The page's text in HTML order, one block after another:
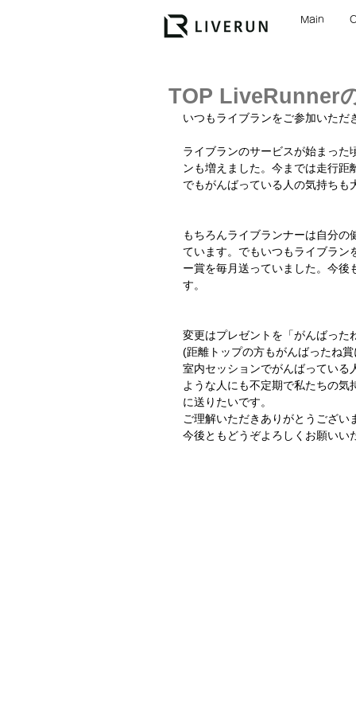
Main
TOP LiveRunner
いつもライブランをご参加いただ
ライブランのサービスが始まっ
ンも増えました。今までは走行
でもがんばっている人の気持ち
もちろんライブランナーは自分
ています。でもいつもライブラン
ー賞を毎月送っていました。今
す。
変更はプレゼントを「がんばった
(距離トップの方もがんばったね
室内セッションでがんばっている
ような人にも不定期で私たちの
に送りたいです。
ご理解いただきありがとうござい
今後ともどうぞよろしくお願いい